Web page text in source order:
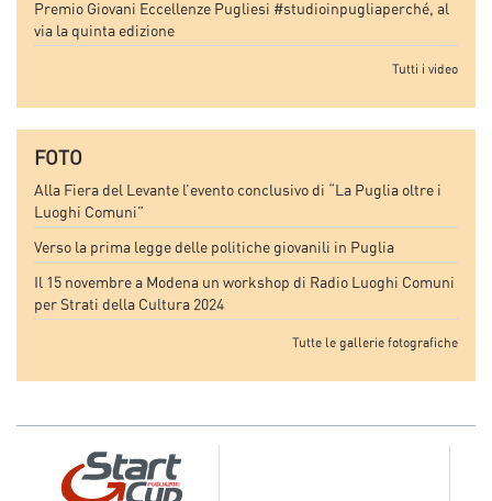
Premio Giovani Eccellenze Pugliesi #studioinpugliaperché, al
via la quinta edizione
Tutti i video
FOTO
Alla Fiera del Levante l’evento conclusivo di “La Puglia oltre i
Luoghi Comuni”
Verso la prima legge delle politiche giovanili in Puglia
Il 15 novembre a Modena un workshop di Radio Luoghi Comuni
per Strati della Cultura 2024
Tutte le gallerie fotografiche